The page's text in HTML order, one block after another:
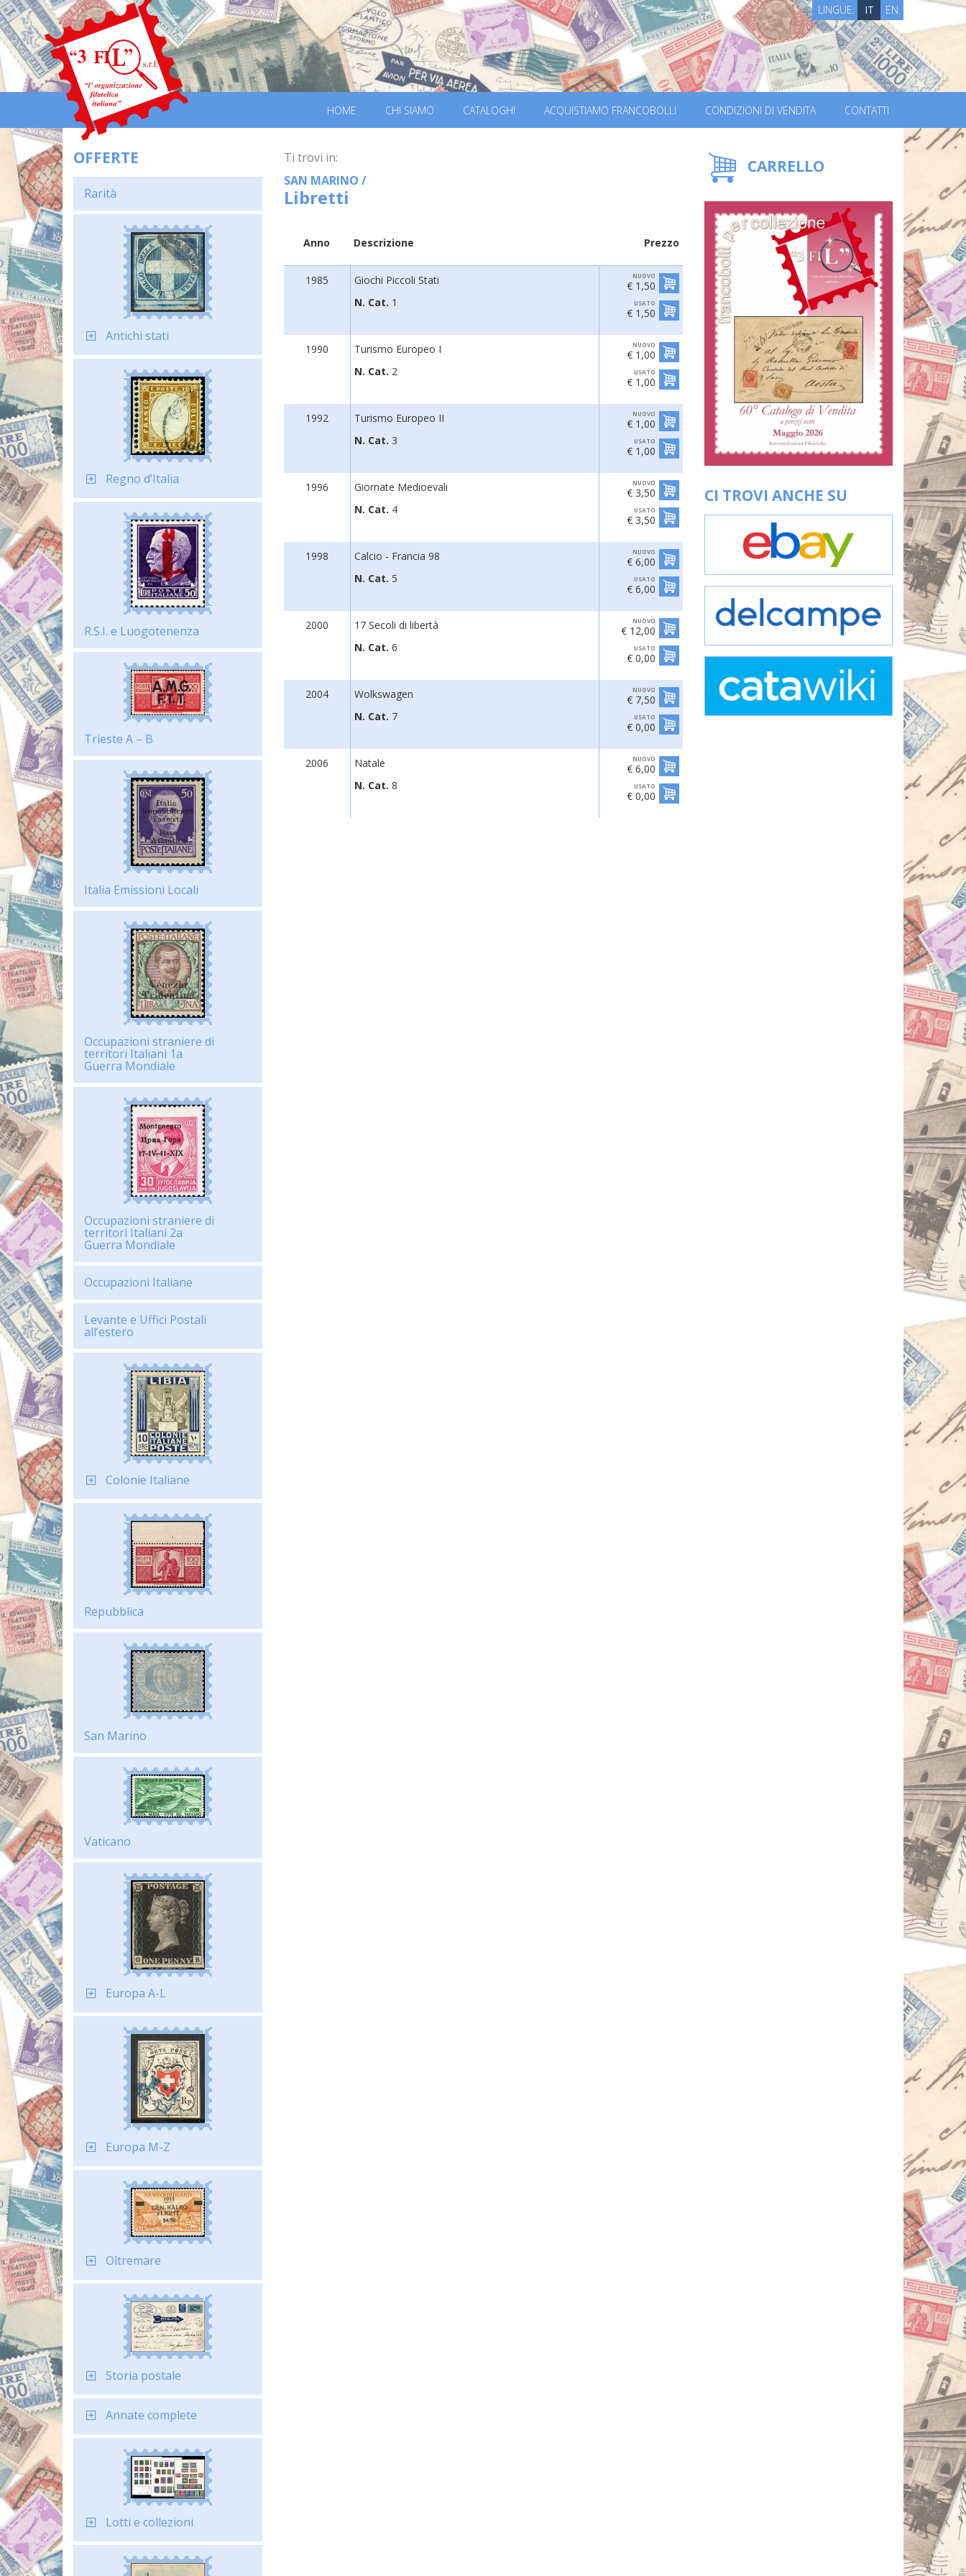
LINGUE: IT EN
HOME CHI SIAMO CATALOGHI ACQUISTIAMO FRANCOBOLLI CONDIZIONI DI VENDITA CONTATTI
OFFERTE
Rarità
Antichi stati
Regno d’Italia
R.S.I. e Luogotenenza
Trieste A – B
Italia Emissioni Locali
Occupazioni straniere di
territori Italiani 1a
Guerra Mondiale
Occupazioni straniere di
territori Italiani 2a
Guerra Mondiale
Occupazioni Italiane
Levante e Uffici Postali
all’estero
Colonie Italiane
Repubblica
San Marino
Vaticano
Europa A-L
Europa M-Z
Oltremare
Storia postale
Annate complete
Lotti e collezioni
Ti trovi in:
SAN MARINO /
Libretti
Anno Descrizione Prezzo
1985
Giochi Piccoli Stati
N. Cat. 1
NUOVO
€ 1,50
USATO
€ 1,50
1990
Turismo Europeo I
N. Cat. 2
NUOVO
€ 1,00
USATO
€ 1,00
1992
Turismo Europeo II
N. Cat. 3
NUOVO
€ 1,00
USATO
€ 1,00
1996
Giornate Medioevali
N. Cat. 4
NUOVO
€ 3,50
USATO
€ 3,50
1998
Calcio - Francia 98
N. Cat. 5
NUOVO
€ 6,00
USATO
€ 6,00
2000
17 Secoli di libertà
N. Cat. 6
NUOVO
€ 12,00
USATO
€ 0,00
2004
Wolkswagen
N. Cat. 7
NUOVO
€ 7,50
USATO
€ 0,00
2006
Natale
N. Cat. 8
NUOVO
€ 6,00
USATO
€ 0,00
CARRELLO
CI TROVI ANCHE SU